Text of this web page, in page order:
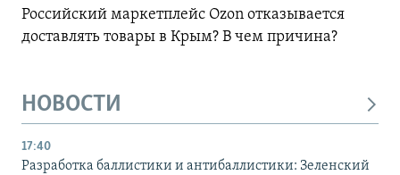
Российский маркетплейс Ozon отказывается
доставлять товары в Крым? В чем причина?
НОВОСТИ
17:40
Разработка баллистики и антибаллистики: Зеленский